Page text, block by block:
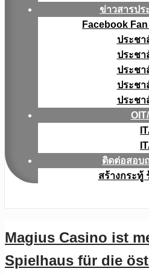
ข่าวสารป
Facebook
ประชา
ประชา
ประชา
ประชา
ประชา
ติดต่อสอบ
สร้างกระทู้
Magius Casino ist
Spielhaus für die